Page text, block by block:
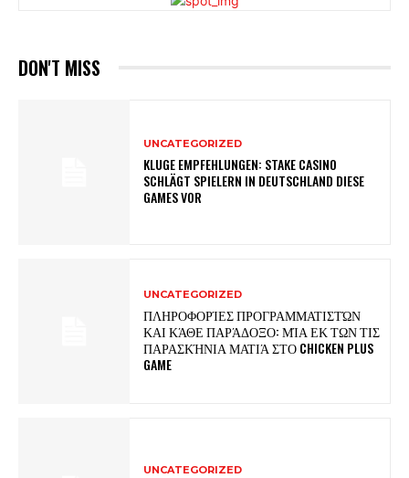
DON'T MISS
UNCATEGORIZED
KLUGE EMPFEHLUNGEN: STAKE CASINO
SCHLÄGT SPIELERN IN DEUTSCHLAND DIESE
GAMES VOR
UNCATEGORIZED
ΠΛΗΡΟΦΟΡΊΕΣ ΠΡΟΓΡΑΜΜΑΤΙΣΤΏΝ
ΚΑΙ ΚΆΘΕ ΠΑΡΆΔΟΞΟ: ΜΊΑ ΕΚ ΤΩΝ ΤΙΣ
ΠΑΡΑΣΚΉΝΙΑ ΜΑΤΙΆ ΣΤΟ CHICKEN PLUS
GAME
UNCATEGORIZED